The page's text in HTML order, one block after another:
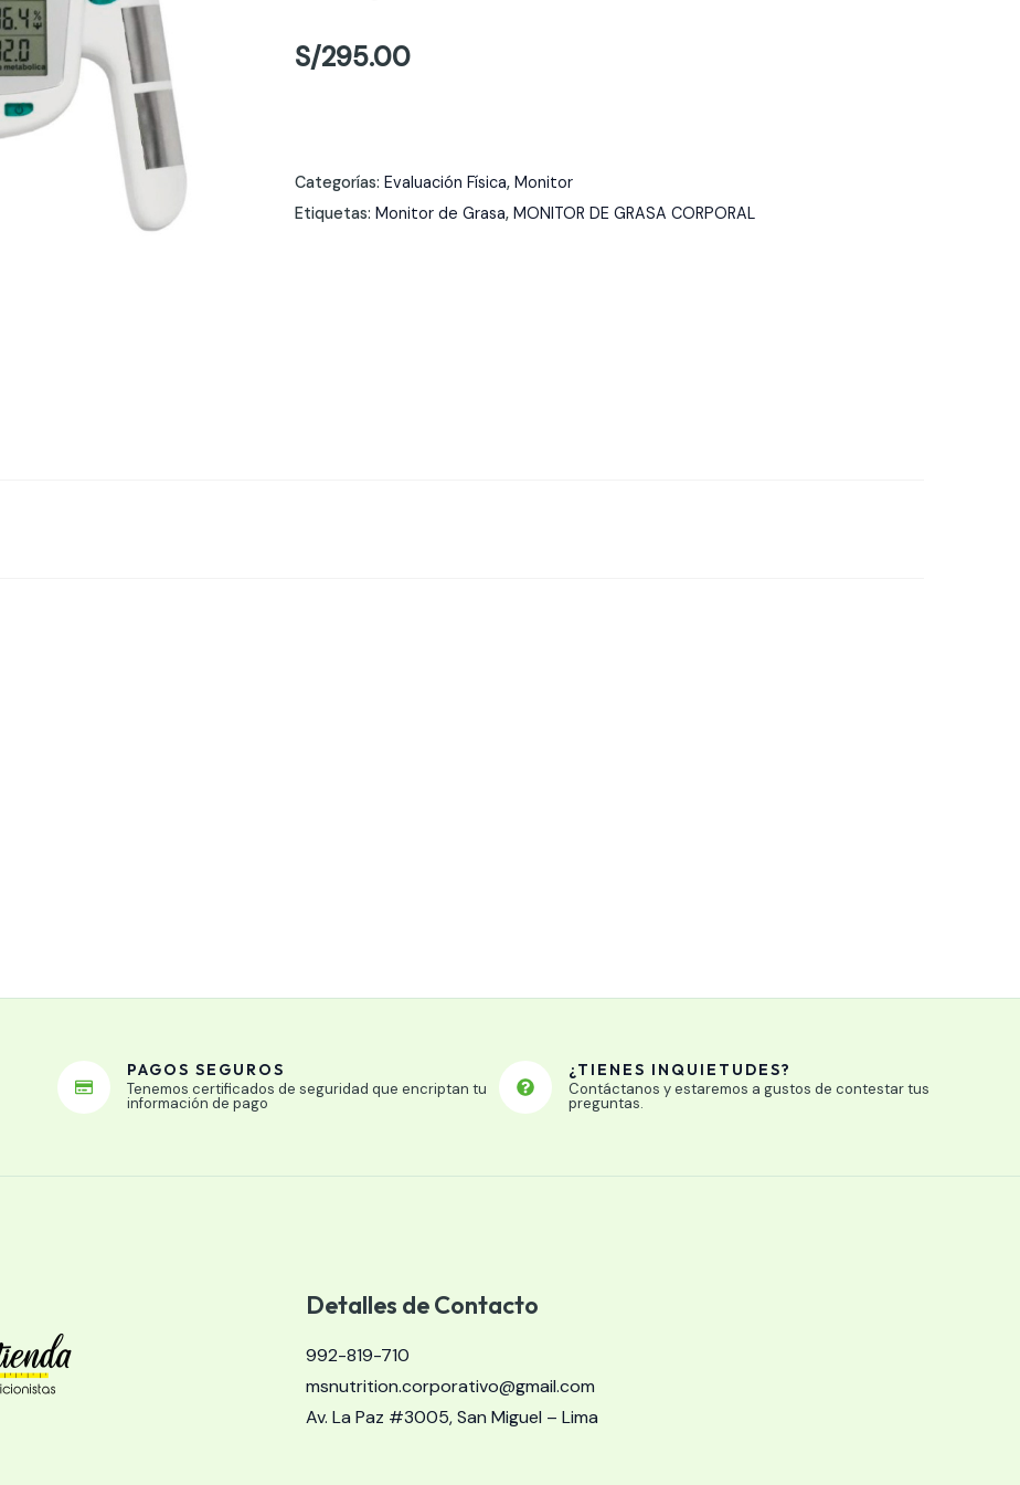
S/295.00
Categorías: Evaluación Física, Monitor
Etiquetas: Monitor de Grasa, MONITOR DE GRASA CORPORAL
PAGOS SEGUROS
Tenemos certificados de seguridad que encriptan tu
información de pago
¿TIENES INQUIETUDES?
Contáctanos y estaremos a gustos de contestar tus
preguntas.
Detalles de Contacto
992-819-710​​
msnutrition.corporativo@gmail.com
Av. La Paz #3005, San Miguel – Lima​